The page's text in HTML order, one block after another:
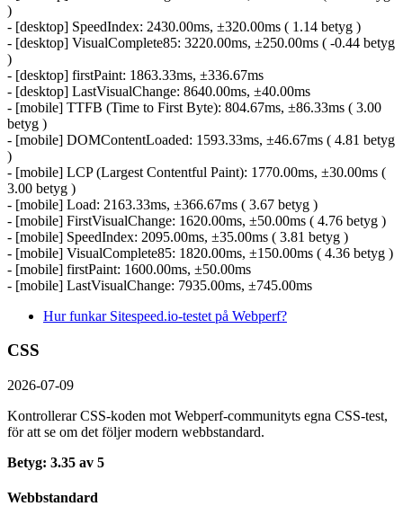
)
- [desktop] SpeedIndex: 2430.00ms, ±320.00ms ( 1.14 betyg )
- [desktop] VisualComplete85: 3220.00ms, ±250.00ms ( -0.44 betyg
)
- [desktop] firstPaint: 1863.33ms, ±336.67ms
- [desktop] LastVisualChange: 8640.00ms, ±40.00ms
- [mobile] TTFB (Time to First Byte): 804.67ms, ±86.33ms ( 3.00
betyg )
- [mobile] DOMContentLoaded: 1593.33ms, ±46.67ms ( 4.81 betyg
)
- [mobile] LCP (Largest Contentful Paint): 1770.00ms, ±30.00ms (
3.00 betyg )
- [mobile] Load: 2163.33ms, ±366.67ms ( 3.67 betyg )
- [mobile] FirstVisualChange: 1620.00ms, ±50.00ms ( 4.76 betyg )
- [mobile] SpeedIndex: 2095.00ms, ±35.00ms ( 3.81 betyg )
- [mobile] VisualComplete85: 1820.00ms, ±150.00ms ( 4.36 betyg )
- [mobile] firstPaint: 1600.00ms, ±50.00ms
- [mobile] LastVisualChange: 7935.00ms, ±745.00ms
Hur funkar Sitespeed.io-testet på Webperf?
CSS
2026-07-09
Kontrollerar CSS-koden mot Webperf-communityts egna CSS-test,
för att se om det följer modern webbstandard.
Betyg: 3.35 av 5
Webbstandard